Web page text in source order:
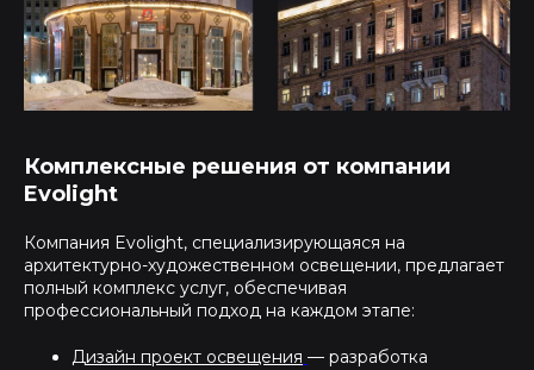
Комплексные решения от компании
Evolight
Компания Evolight, специализирующаяся на
архитектурно-художественном освещении, предлагает
полный комплекс услуг, обеспечивая
профессиональный подход на каждом этапе:
Дизайн проект освещения — разработка